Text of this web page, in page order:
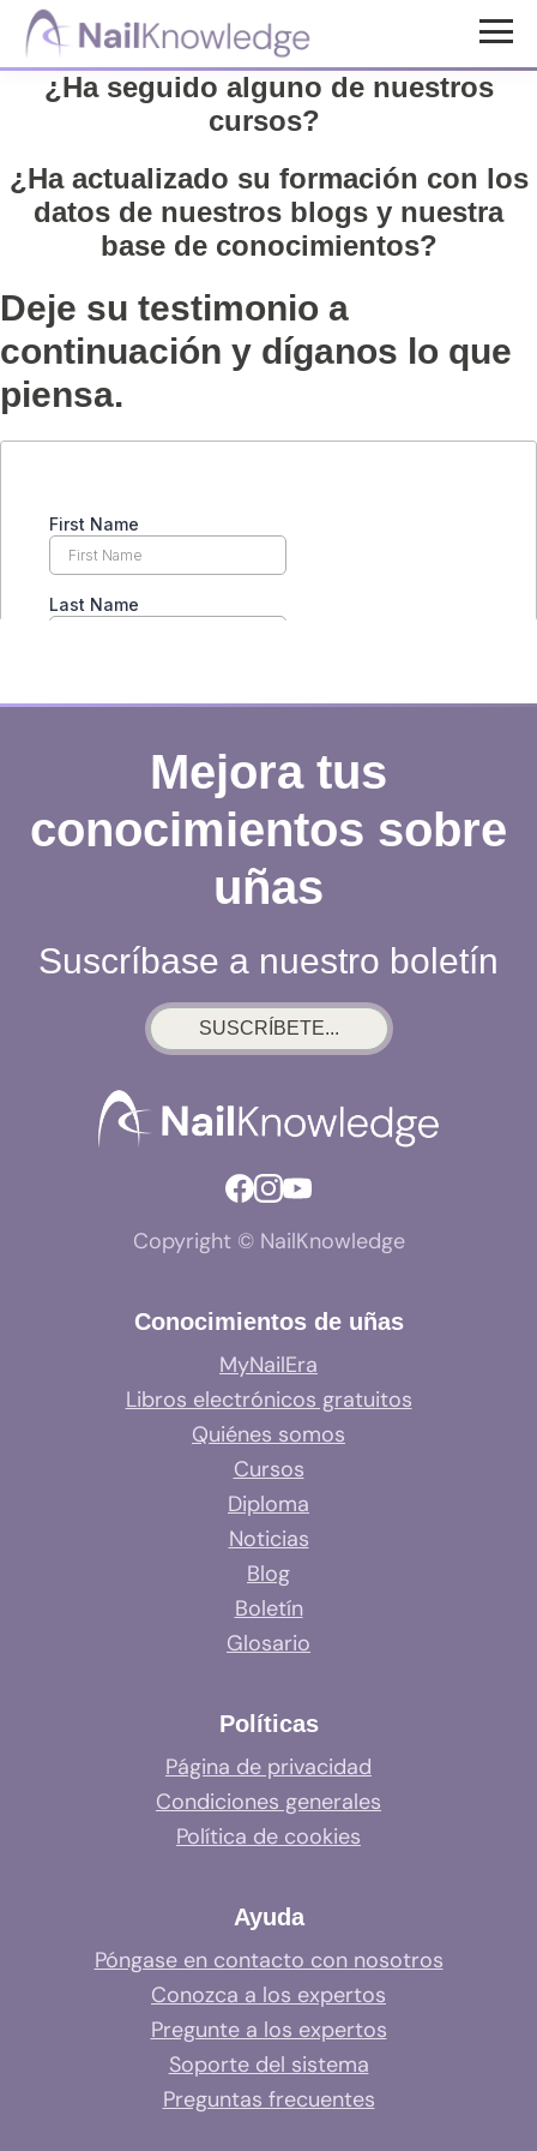
Saltar
contenido
Saltar
Conocimientos
de¿Ha seguido alguno de nuestros
cursos?
¿Ha actualizado su formación con los
datos de nuestros blogs y nuestra
base de conocimientos?
Deje su testimonio a
continuación y díganos lo que
piensa.
Mejora tus
conocimientos sobre
uñas
Suscríbase a nuestro boletín
SUSCRÍBETE...
Copyright © NailKnowledge
Conocimientos de uñas
MyNailEra
Libros electrónicos gratuitos
Quiénes somos
Cursos
Diploma
Noticias
Blog
Boletín
Glosario
Políticas
Página de privacidad
Condiciones generales
Política de cookies
Ayuda
Póngase en contacto con nosotros
Conozca a los expertos
Pregunte a los expertos
Soporte del sistema
Preguntas frecuentes